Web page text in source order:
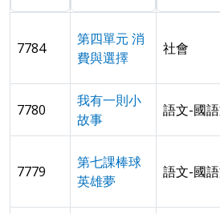
7784
第四單元 消
費與選擇
社會
7780
我有一則小
故事
語文-國
7779
第七課棒球
英雄夢
語文-國